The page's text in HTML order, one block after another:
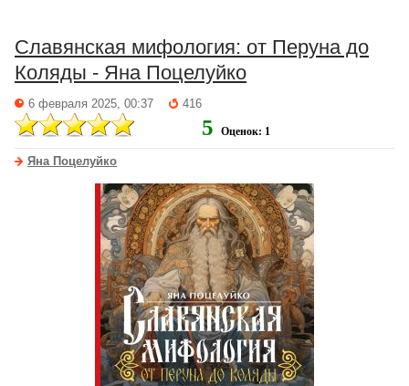
Славянская мифология: от Перуна до
Коляды - Яна Поцелуйко
6 февраля 2025, 00:37 416
5 Оценок: 1
Яна Поцелуйко